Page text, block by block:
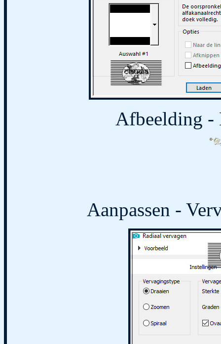
Afbeelding -
Aanpassen -